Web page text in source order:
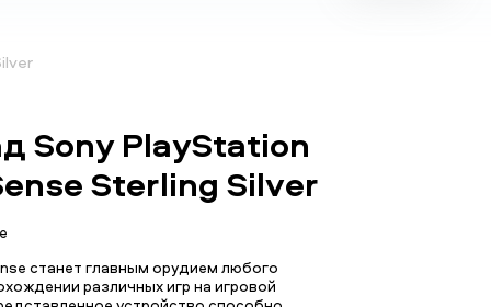
Sony PlayStation
Sterling Silver
станет главным орудием любого
различных игр на игровой